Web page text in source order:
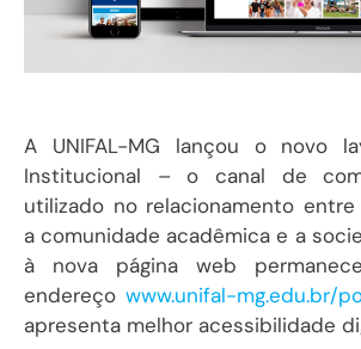
A UNIFAL-MG lançou o novo
Institucional – o canal de
utilizado no relacionamento entre
a comunidade acadêmica e a
à nova página web
endereço www.unifal-mg.edu.br/
apresenta melhor acessibilidade